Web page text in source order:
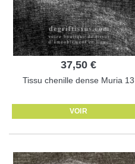
37,50 €
Tissu chenille dense Muria 13
VOIR